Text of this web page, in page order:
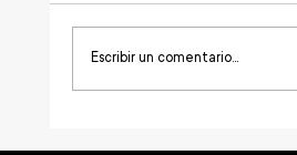
Escribir un comentario...